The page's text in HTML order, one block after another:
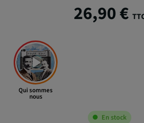
26,90 €
Qui sommes
nous
En stock